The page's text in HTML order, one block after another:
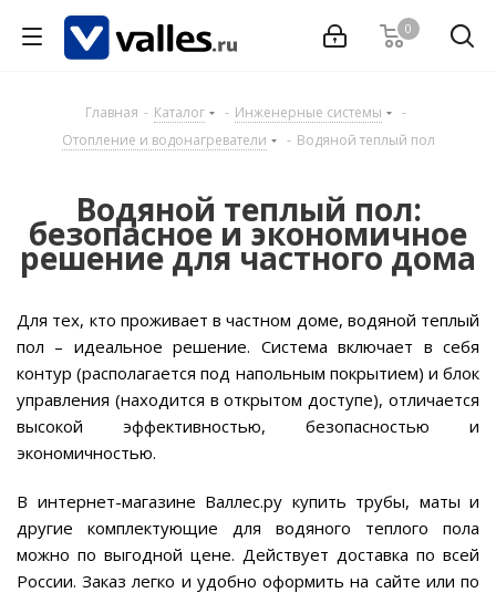
0
Главная - Каталог - Инженерные системы
-
Отопление и водонагреватели
- Водяной теплый пол
Водяной теплый пол:
безопасное и экономичное
решение для частного дома
Для тех, кто проживает в частном доме, водяной теплый
пол – идеальное решение. Система включает в себя
контур (располагается под напольным покрытием) и блок
управления (находится в открытом доступе), отличается
высокой эффективностью, безопасностью и
экономичностью.
В интернет-магазине Валлес.ру купить трубы, маты и
другие комплектующие для водяного теплого пола
можно по выгодной цене. Действует доставка по всей
России. Заказ легко и удобно оформить на сайте или по